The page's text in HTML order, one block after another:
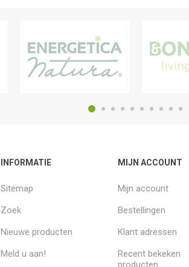
INFORMATIE
Sitemap
Zoek
Nieuwe producten
Meld u aan!
MIJN ACCOUNT
Mijn account
Bestellingen
Klant adressen
Recent bekeken
producten